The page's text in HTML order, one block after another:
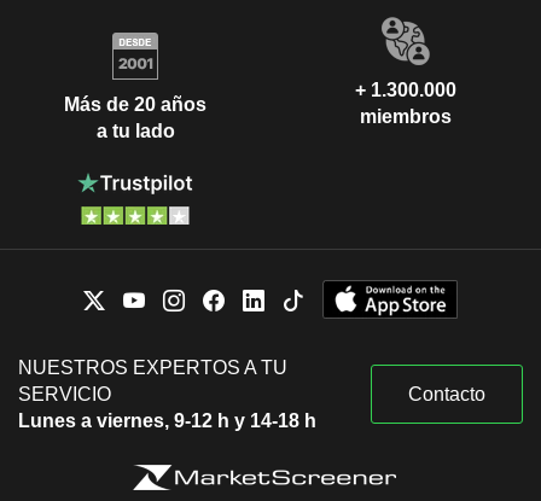
Más de 20 años
a tu lado
+ 1.300.000
miembros
NUESTROS EXPERTOS A TU
SERVICIO
Lunes a viernes, 9-12 h y 14-18 h
Contacto